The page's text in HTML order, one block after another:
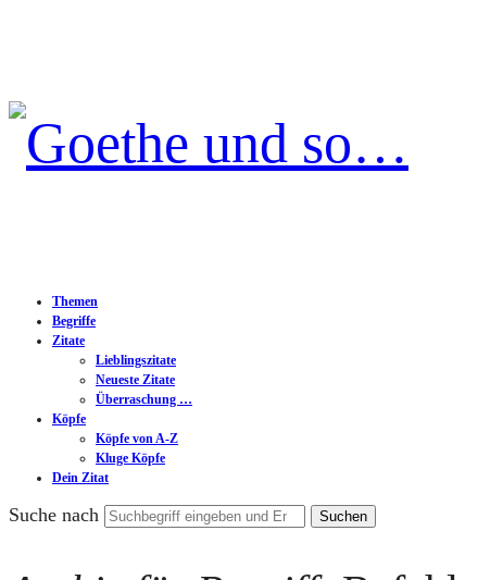
Goethe
so…
Themen
Begriffe
Zitate
Lieblingszitate
Neueste Zitate
Überraschung …
Köpfe
Köpfe von A-Z
Kluge Köpfe
Dein Zitat
Suche nach